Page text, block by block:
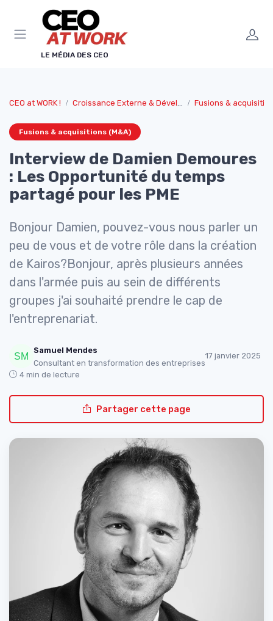
LE MÉDIA DES CEO
CEO at WORK ! Croissance Externe & Développement Fusions &
Fusions & acquisitions (M&A)
Interview de Damien Demoures
: Les Opportunité du temps
partagé pour les PME
Bonjour Damien, pouvez-vous nous parler un
peu de vous et de votre rôle dans la création
de Kairos?Bonjour, après plusieurs années
dans l'armée puis au sein de différents
groupes j'ai souhaité prendre le cap de
l'entreprenariat.
Samuel Mendes
Consultant en transformation des entreprises
17 janvier 2025
4 min de lecture
Partager cette page
Panneau de gestion des cookies